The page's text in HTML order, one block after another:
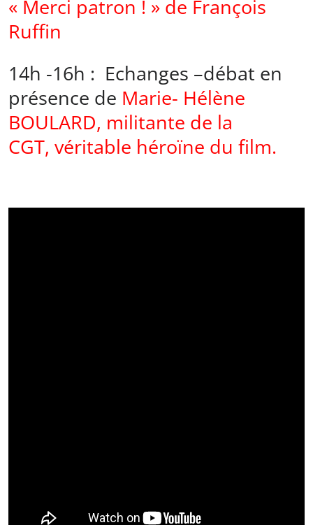
« Merci patron ! » de François
Ruffin
14h -16h : Echanges –débat en
présence de Marie- Hélène
BOULARD, militante de la
CGT, véritable héroïne du film.